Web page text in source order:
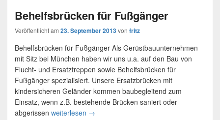
Behelfsbrücken für Fußgänger
Veröffentlicht am 23. September 2013von fritz
Behelfsbrücken für Fußgänger Als Gerüstbauunternehmen
mit Sitz bei München haben wir uns u.a. auf den Bau von
Flucht- und Ersatztreppen sowie Behelfsbrücken für
Fußgänger spezialisiert. Unsere Ersatzbrücken mit
kindersicheren Geländer kommen baubegleitend zum
Einsatz, wenn z.B. bestehende Brücken saniert oder
abgerissen weiterlesen Behelfsbrücken für Fußgänger
→